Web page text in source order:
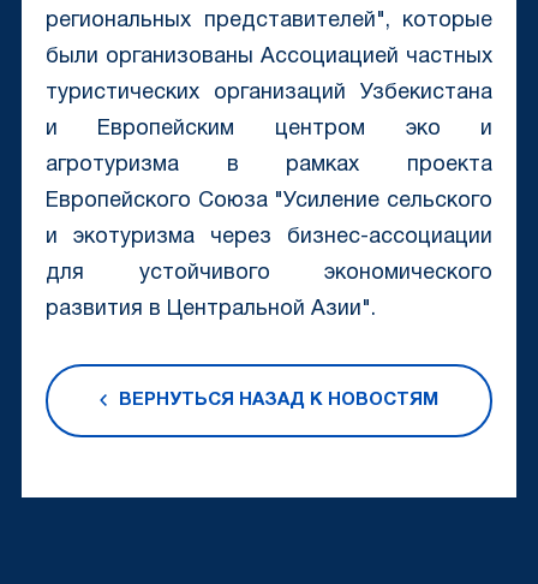
региональных представителей", которые
были организованы Ассоциацией частных
туристических организаций Узбекистана
и Европейским центром эко и
агротуризма в рамках проекта
Европейского Союза "Усиление сельского
и экотуризма через бизнес-ассоциации
для устойчивого экономического
развития в Центральной Азии".
ВЕРНУТЬСЯ НАЗАД К НОВОСТЯМ